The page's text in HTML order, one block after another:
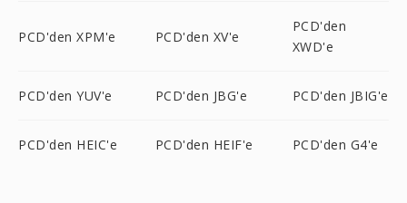
PCD'den XPM'e PCD'den XV'e
PCD'den
XWD'e
PCD'den YUV'e PCD'den JBG'e PCD'den JBIG'e
PCD'den HEIC'e PCD'den HEIF'e PCD'den G4'e